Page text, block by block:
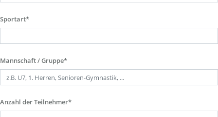
Sportart*
Mannschaft / Gruppe*
Anzahl der Teilnehmer*